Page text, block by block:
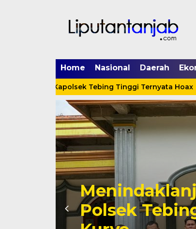
Home Nasional Daerah
Menerpa Kapolsek Tebing Tinggi Ternyata Hoax
Cinta